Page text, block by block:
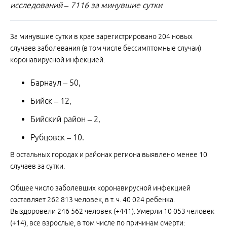
исследований – 7116 за минувшие сутки
За минувшие сутки в крае зарегистрировано 204 новых
случаев заболевания (в том числе бессимптомные случаи)
коронавирусной инфекцией:
Барнаул – 50,
Бийск – 12,
Бийский район – 2,
Рубцовск – 10.
В остальных городах и районах региона выявлено менее 10
случаев за сутки.
Общее число заболевших коронавирусной инфекцией
составляет 262 813 человек, в т. ч. 40 024 ребенка.
Выздоровели 246 562 человек (+441). Умерли 10 053 человек
(+14), все взрослые, в том числе по причинам смерти: